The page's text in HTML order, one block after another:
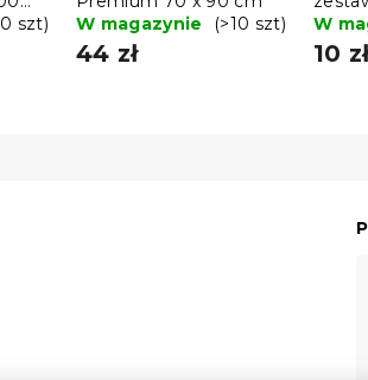
szt)
W magazynie
(>10 szt)
44 zł
W
10